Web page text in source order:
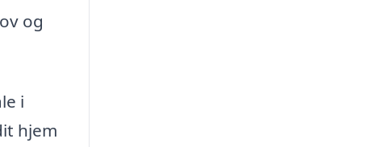
og
i
hjem